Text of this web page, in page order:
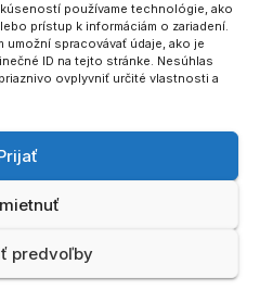
používame technológie, ako
prístup k informáciám o zariadení.
spracovávať údaje, ako je
ID na tejto stránke. Nesúhlas
ovplyvniť určité vlastnosti a
predvoľby
rádioklub